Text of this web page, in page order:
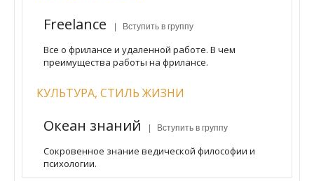
Freelance | Вступить в группу
Все о фрилансе и удаленной работе. В чем
преимущества работы на фрилансе.
КУЛЬТУРА, СТИЛЬ ЖИЗНИ
Океан знаний | Вступить в группу
Сокровенное знание ведической философии и
психологии.